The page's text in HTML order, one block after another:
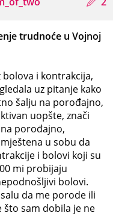
trudnoće u Vojnoj
i kontrakcija,
uz pitanje kako
šalju na porođajno,
uopšte, znači
porođajno,
u sobu da
i bolovi koji su
mi probijaju
bolovi.
da me porode ili
sam dobila je ne